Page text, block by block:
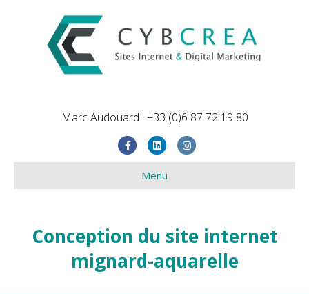
Marc Audouard : +33 (0)6 87 72 19 80
FacebookLinkedinInstagram
Menu
Conception du site internet
mignard-aquarelle